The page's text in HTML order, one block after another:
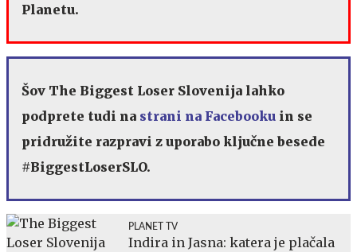
Planetu.
Šov The Biggest Loser Slovenija lahko
podprete tudi na strani na Facebooku in se
pridružite razpravi z uporabo ključne besede
#BiggestLoserSLO.
PLANET TV
Indira in Jasna: katera je plačala